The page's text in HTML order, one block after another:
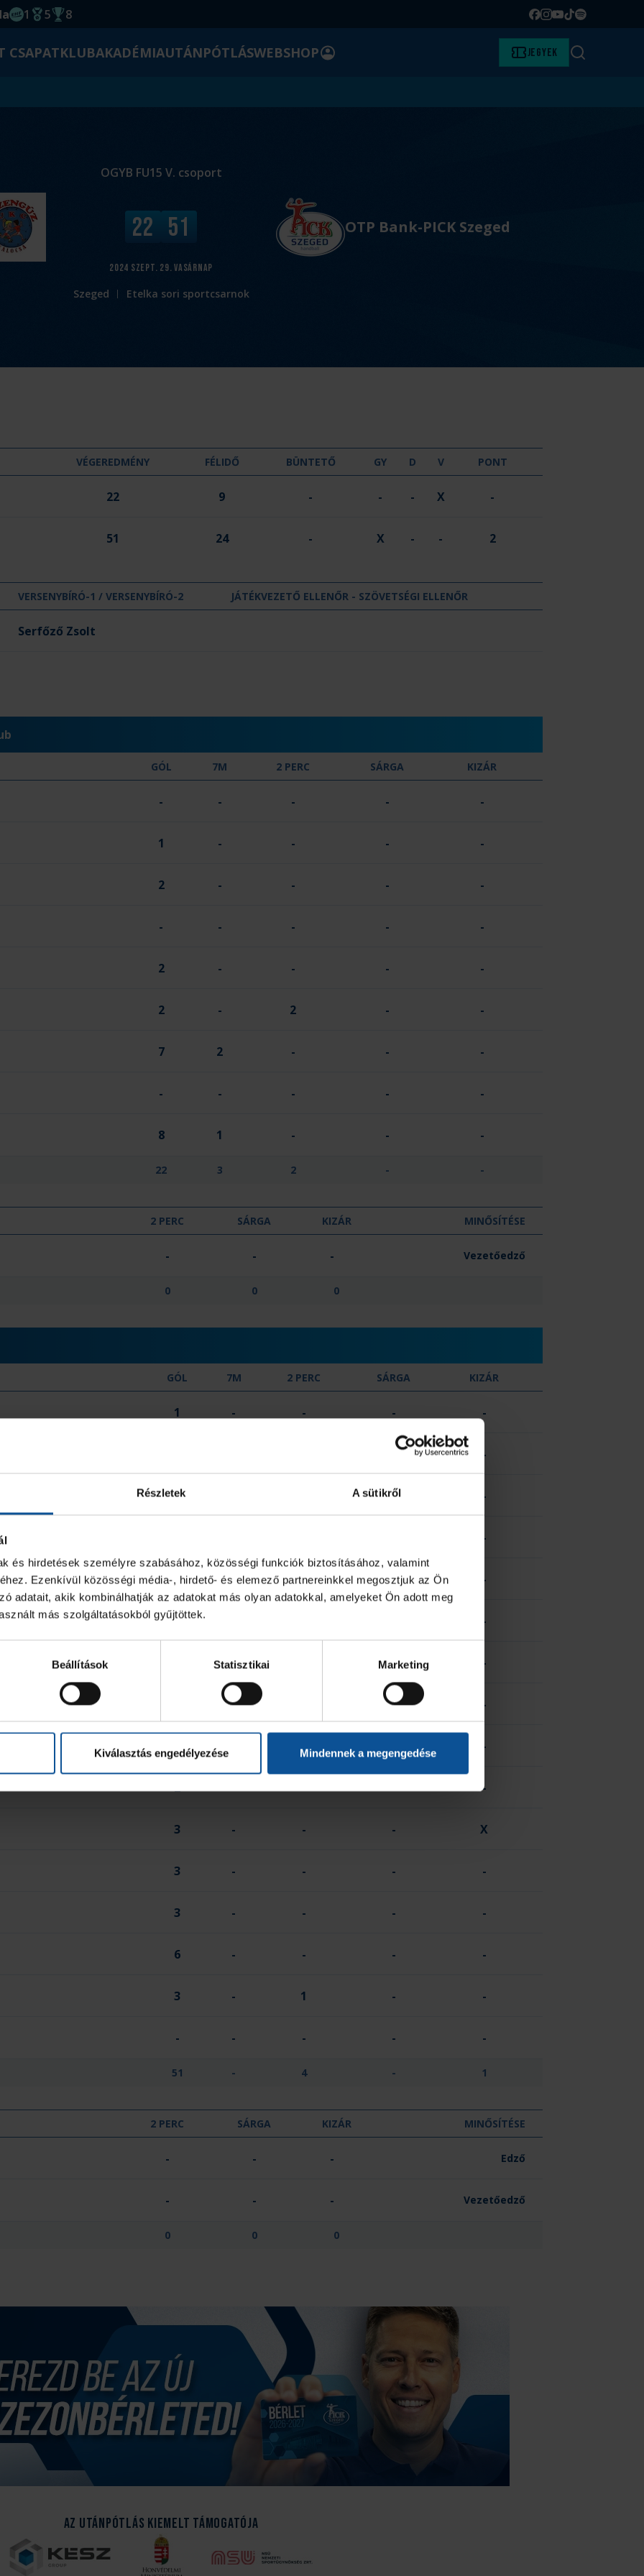
Részletek A sütikről
és hirdetések személyre szabásához, közösségi funkciók biztosításához, valamint
Ezenkívül közösségi média-, hirdető- és elemező partnereinkkel megosztjuk az Ön
adatait, akik kombinálhatják az adatokat más olyan adatokkal, amelyeket Ön adott meg
más szolgáltatásokból gyűjtöttek.
Beállítások Statisztikai Marketing
Kiválasztás engedélyezése Mindennek a megengedése
EHF kupagyőzelem 2014
1
Magyar Bajnoki cím
5
Magyar-Kupa győzelem
8 Facebook
Instagram
YouTube
TikTok
Spotify
CSAPATKLUBAKADÉMIAUTÁNPÓTLÁSWEBSHOPBELÉPÉS Jegyek Keresés
OGYB FU15 V. csoport
OTP Bank-PICK Szeged
2024 szept. 29.vasárnap
V
é
e
r
é
22 51
Szeged Etelka sori sportcsarnok
VÉGEREDMÉNY FÉLIDŐ BÜNTETŐ GYŐZELEM
GY DÖNTETLEN
D VERESÉG
V PONT
22 9 - - - X -
51 24 - X - - 2
VERSENYBÍRÓ-1 / VERSENYBÍRÓ-2 JÁTÉKVEZETŐ ELLENŐR - SZÖVETSÉGI ELLENŐR
Serfőző Zsolt
GÓL 7M 2 PERC SÁRGA KIZÁR
- - - - -
1 - - - -
2 - - - -
- - - - -
2 - - - -
2 - 2 - -
7 2 - - -
- - - - -
8 1 - - -
22 3 2 - -
2 PERC SÁRGA KIZÁR MINŐSÍTÉSE
- - - Vezetőedző
0 0 0
GÓL 7M 2 PERC SÁRGA KIZÁR
1 - - - -
-
6 - -
-
9 - - - -
2 -
- - -
- - -
2 -
2 - - - -
3 - - - X
3 - - - -
3 - - - -
6 - - - -
3 - 1 - -
- - - - -
51 - 4 - 1
2 PERC SÁRGA KIZÁR MINŐSÍTÉSE
- - - Edző
- - - Vezetőedző
0 0 0
Az Utánpótlás kiemelt támogatója